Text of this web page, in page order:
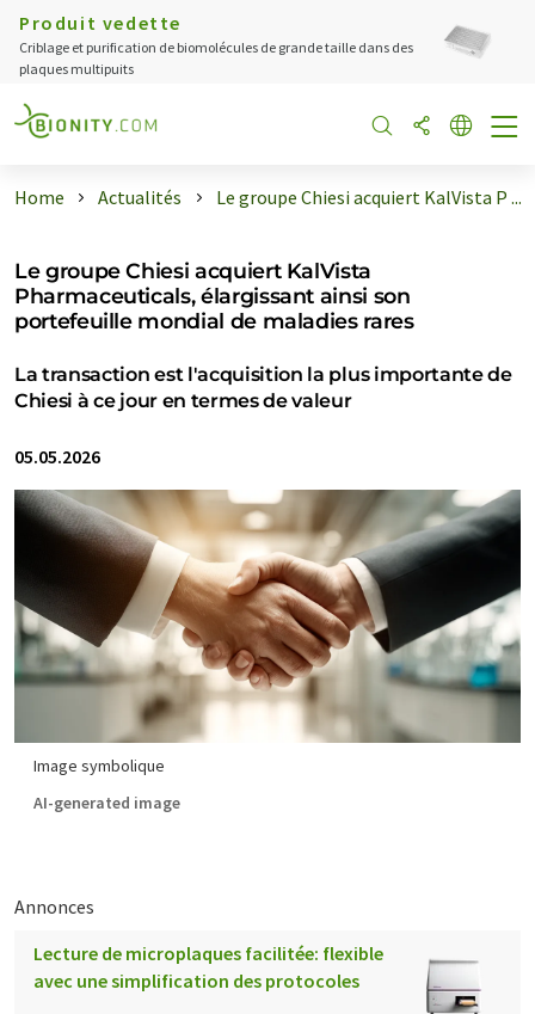
Produit vedette
Criblage et purification de biomolécules de grande taille dans des
plaques multipuits
Home Actualités Le groupe Chiesi acquiert KalVista P ...
Le groupe Chiesi acquiert KalVista
Pharmaceuticals, élargissant ainsi son
portefeuille mondial de maladies rares
La transaction est l'acquisition la plus importante de
Chiesi à ce jour en termes de valeur
05.05.2026
Image symbolique
AI-generated image
Annonces
Lecture de microplaques facilitée: flexible
avec une simplification des protocoles